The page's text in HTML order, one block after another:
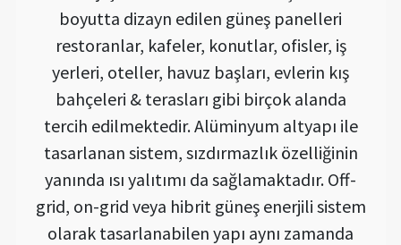
boyutta dizayn edilen güneş panelleri
restoranlar, kafeler, konutlar, ofisler, iş
yerleri, oteller, havuz başları, evlerin kış
bahçeleri & terasları gibi birçok alanda
tercih edilmektedir. Alüminyum altyapı ile
tasarlanan sistem, sızdırmazlık özelliğinin
yanında ısı yalıtımı da sağlamaktadır. Off-
grid, on-grid veya hibrit güneş enerjili sistem
olarak tasarlanabilen yapı aynı zamanda